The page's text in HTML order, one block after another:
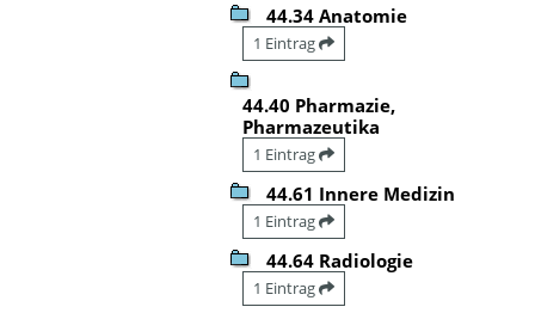
44.34 Anatomie
1 Eintrag
44.40 Pharmazie,
Pharmazeutika
1 Eintrag
44.61 Innere Medizin
1 Eintrag
44.64 Radiologie
1 Eintrag